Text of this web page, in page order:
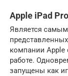
Apple iPad
Является
компании Apple
работе.
запущены как